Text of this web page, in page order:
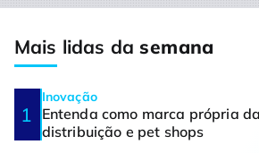
Mais lidas dasemana
Inovação
Entenda como marca própria
distribuição e pet shops